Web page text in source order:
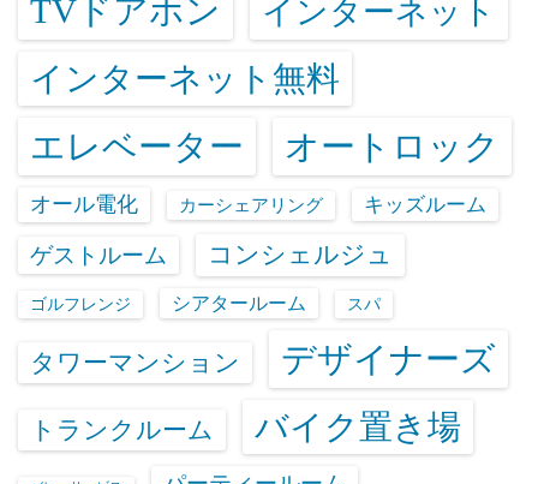
TVドアホン インターネット
インターネット無料
エレベーター オートロック
オール電化 カーシェアリング キッズルーム
ゲストルーム コンシェルジュ
ゴルフレンジ シアタールーム スパ
タワーマンション デザイナーズ
トランクルーム バイク置き場